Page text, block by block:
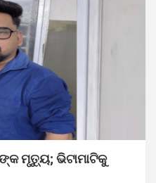
ମୃତ୍ୟୁ; ଭିଟାମାଟିକୁ